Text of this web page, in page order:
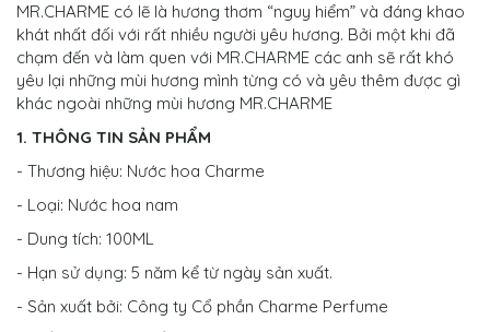
MR.CHARME có lẽ là hương thơm “nguy hiểm” và đáng khao
khát nhất đối với rất nhiều người yêu hương. Bởi một khi đã
chạm đến và làm quen với MR.CHARME các anh sẽ rất khó
yêu lại những mùi hương mình từng có và yêu thêm được gì
khác ngoài những mùi hương MR.CHARME
1. THÔNG TIN SẢN PHẨM
- Thương hiệu: Nước hoa Charme
- Loại: Nước hoa nam
- Dung tích: 100ML
- Hạn sử dụng: 5 năm kể từ ngày sản xuất.
- Sản xuất bởi: Công ty Cổ phần Charme Perfume